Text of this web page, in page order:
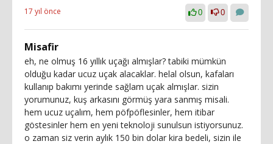
17 yıl önce 0 0
Misafir
eh, ne olmuş 16 yıllık uçağı almışlar? tabiki mümkün
olduğu kadar ucuz uçak alacaklar. helal olsun, kafaları
kullanıp bakımı yerinde sağlam uçak almışlar. sizin
yorumunuz, kuş arkasını görmüş yara sanmış misali.
hem ucuz uçalım, hem pöfpöflesinler, hem itibar
göstesinler hem en yeni teknoloji sunulsun istiyorsunuz.
o zaman siz verin aylık 150 bin dolar kira bedeli, sizin ile